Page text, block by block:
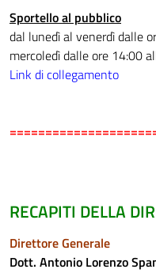
Sportello al pubblico
dal lunedì al venerdì dalle
mercoledì dalle ore 14:00
Link di collegamento
RECAPITI DELLA
Direttore Generale
Dott. Antonio Lorenzo